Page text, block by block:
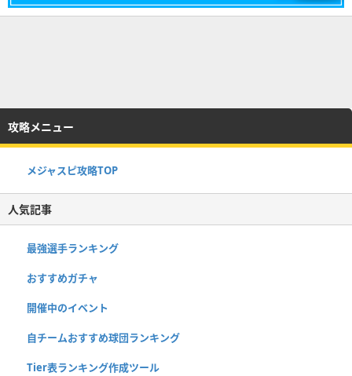
攻略メニュー
メジャスピ攻略TOP
人気記事
最強選手ランキング
おすすめガチャ
開催中のイベント
自チームおすすめ球団ランキング
Tier表ランキング作成ツール